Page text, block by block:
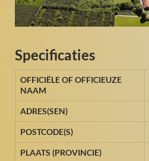
Specificaties
OFFICIËLE OF OFFICIEUZE
NAAM
ADRES(SEN)
POSTCODE(S)
PLAATS (PROVINCIE)